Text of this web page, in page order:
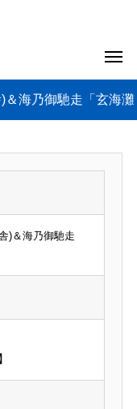
＆海乃御馳走「玄海灘
)＆海乃御馳走